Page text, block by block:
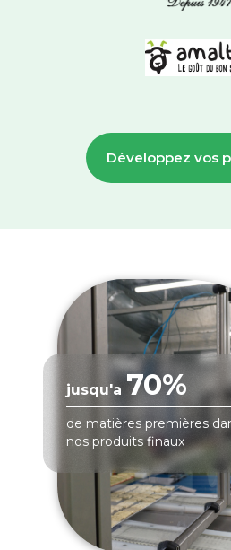
Développez vos
jusqu'a 70%
de matières premières
nos produits finaux